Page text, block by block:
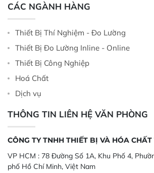
CÁC NGÀNH HÀNG
Thiết Bị Thí Nghiệm - Đo Lường
Thiết Bị Đo Lường Inline - Online
Thiết Bị Công Nghiệp
Hoá Chất
Dịch vụ
THÔNG TIN LIÊN HỆ VĂN PHÒNG
CÔNG TY TNHH THIẾT BỊ VÀ HÓA
VP HCM : 78 Đường Số 1A, Khu Phố 4,
phố Hồ Chí Minh, Việt Nam